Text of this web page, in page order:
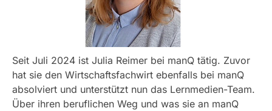
Seit Juli 2024 ist Julia Reimer bei manQ tätig. Zuvor
hat sie den Wirtschaftsfachwirt ebenfalls bei manQ
absolviert und unterstützt nun das Lernmedien-Team.
Über ihren beruflichen Weg und was sie an manQ